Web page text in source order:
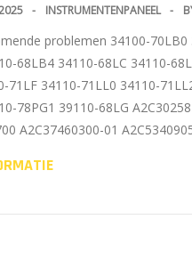
INSTRUMENTENPANEEL
problemen 34100-
68LB4 34110-68LC 34110-
71LF 34110-71LL0 34110-
78PG1 39110-68LG
A2C37460300-01